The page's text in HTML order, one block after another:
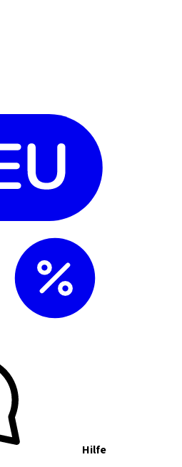
Hilfe